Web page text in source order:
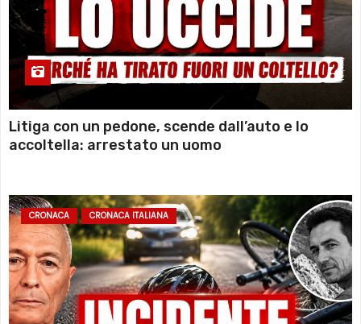
Litiga con un pedone, scende dall’auto e lo
accoltella: arrestato un uomo
CRONACA CRONACA ITALIANA